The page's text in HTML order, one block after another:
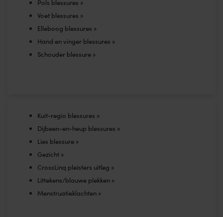
Pols blessures »
Voet blessures »
Elleboog blessures »
Hand en vinger blessures »
Schouder blessure »
Kuit-regio blessures »
Dijbeen-en-heup blessures »
Lies blessure »
Gezicht »
CrossLinq pleisters uitleg »
Littekens/blauwe plekken »
Menstruatieklachten »